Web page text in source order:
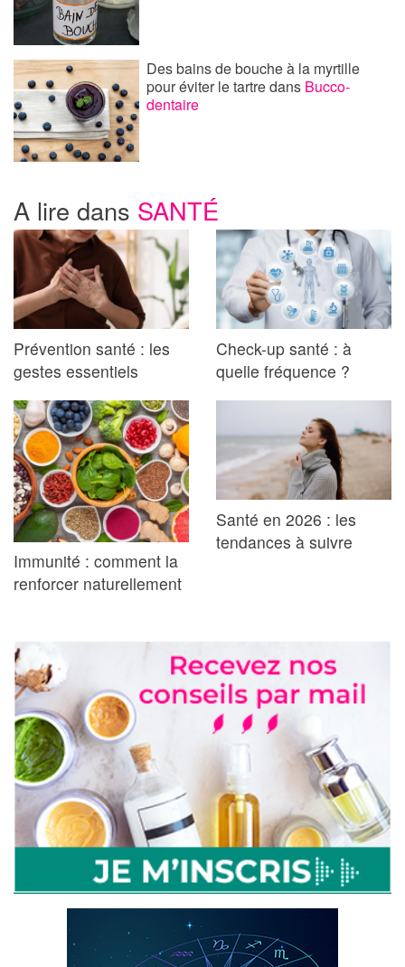
Des bains de bouche à la myrtille
pour éviter le tartredans Bucco-
dentaire
A lire dans SANTÉ
Prévention santé : les
gestes essentiels
Check-up santé : à
quelle fréquence ?
Immunité : comment la
renforcer naturellement
Santé en 2026 : les
tendances à suivre